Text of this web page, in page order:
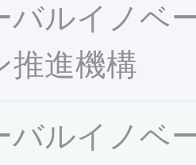
バルイノベ
推進機構
バルイノベ